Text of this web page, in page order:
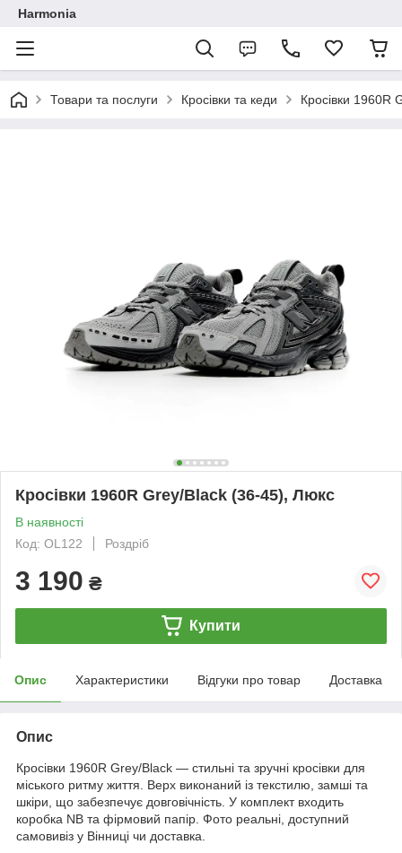
Harmonia
Товари та послуги Кросівки та кеди Кросівки 1960R
Кросівки 1960R Grey/Black (36-45), Люкс
В наявності
Код: OL122
Роздріб
3 190 ₴
Купити
Опис Характеристики Відгуки про товар Доставка
Опис
Кросівки 1960R Grey/Black — стильні та зручні кросівки для
міського ритму життя. Верх виконаний із текстилю, замші та
шкіри, що забезпечує довговічність. У комплект входить
коробка NB та фірмовий папір. Фото реальні, доступний
самовивіз у Вінниці чи доставка.